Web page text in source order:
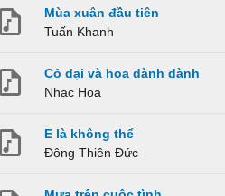
Mùa xuân đầu tiên
Tuấn Khanh
Cỏ dại và hoa dành dành
Nhạc Hoa
E là không thể
Đông Thiên Đức